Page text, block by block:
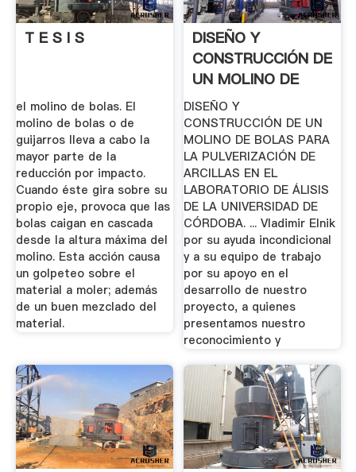
T E S I S
el molino de bolas. El
molino de bolas o de
guijarros lleva a cabo la
mayor parte de la
reducción por impacto.
Cuando éste gira sobre su
propio eje, provoca que las
bolas caigan en cascada
desde la altura máxima del
molino. Esta acción causa
un golpeteo sobre el
material a moler; además
de un buen mezclado del
material.
DISEÑO Y
CONSTRUCCIÓN DE
UN MOLINO DE
BOLAS PARA .
DISEÑO Y
CONSTRUCCIÓN DE UN
MOLINO DE BOLAS PARA
LA PULVERIZACIÓN DE
ARCILLAS EN EL
LABORATORIO DE ÁLISIS
DE LA UNIVERSIDAD DE
CÓRDOBA. ... Vladimir Elnik
por su ayuda incondicional
y a su equipo de trabajo
por su apoyo en el
desarrollo de nuestro
proyecto, a quienes
presentamos nuestro
reconocimiento y